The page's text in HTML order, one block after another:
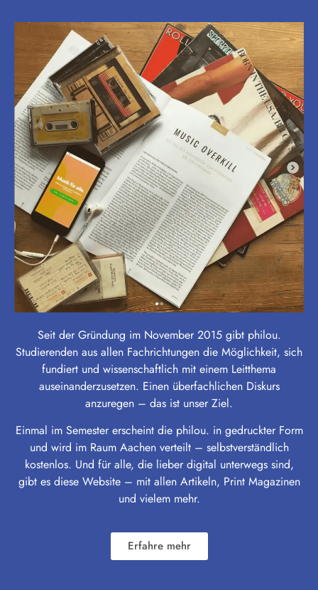
Seit der Gründung im November 2015 gibt philou.
Studierenden aus allen Fachrichtungen die Möglichkeit, sich
fundiert und wissenschaftlich mit einem Leitthema
auseinanderzusetzen. Einen überfachlichen Diskurs
anzuregen – das ist unser Ziel.
Einmal im Semester erscheint die philou. in gedruckter Form
und wird im Raum Aachen verteilt – selbstverständlich
kostenlos. Und für alle, die lieber digital unterwegs sind,
gibt es diese Website – mit allen Artikeln, Print Magazinen
und vielem mehr.
Erfahre mehr